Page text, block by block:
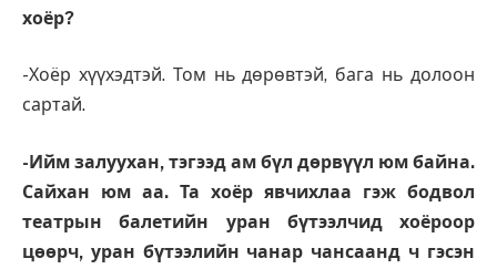
хоёр?
-Хоёр хүүхэдтэй. Том нь дөрөвтэй, бага нь долоон
сартай.
-Ийм залуухан, тэгээд ам бүл дөрвүүл юм байна.
Сайхан юм аа. Та хоёр явчихлаа гэж бодвол
театрын балетийн уран бүтээлчид хоёроор
цөөрч, уран бүтээлийн чанар чансаанд ч гэсэн